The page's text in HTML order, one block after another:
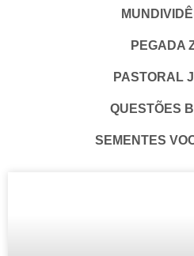
PEGADA
PASTORAL
QUESTÕES
SEMENTES